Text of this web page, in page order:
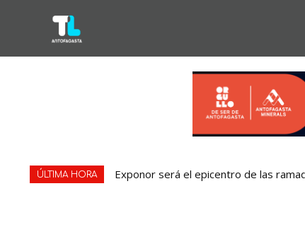
ÚLTIMA HORA Exponor será el epicentro de las
Sala de lactancia del Hospital Clínico